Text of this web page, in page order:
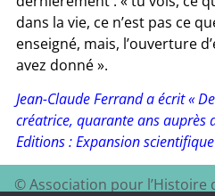
dans la vie, ce n’est pas ce
enseigné, mais, l’ouverture
avez donné ».
Jean-Claude Ferrand a écrit «
créatrice, quarante ans auprès
Editions : Expansion
© Association pour l’Histoire